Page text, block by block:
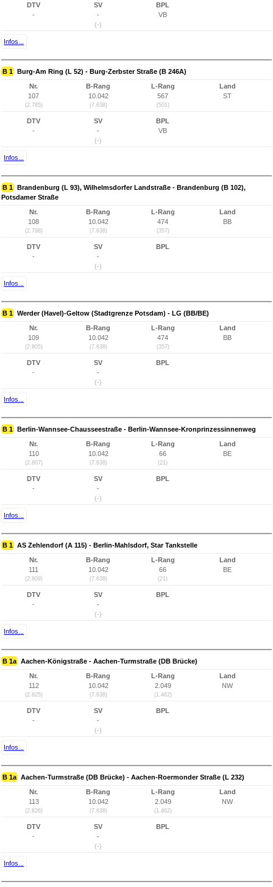
DTV
-
SV
-
(-)
BPL
VB
Infos...
B 1 Burg-Am Ring (L 52) - Burg-Zerbster Straße (B 246A)
Nr.
107
(2.785)
B-Rang
10.042
(7.638)
L-Rang
567
(501)
Land
ST
DTV
-
SV
-
(-)
BPL
VB
Infos...
B 1 Brandenburg (L 93), Wilhelmsdorfer Landstraße - Brandenburg (B 102),
Potsdamer Straße
Nr.
108
(2.798)
B-Rang
10.042
(7.638)
L-Rang
474
(357)
Land
BB
DTV
-
SV
-
(-)
BPL
Infos...
B 1 Werder (Havel)-Geltow (Stadtgrenze Potsdam) - LG (BB/BE)
Nr.
109
(2.805)
B-Rang
10.042
(7.638)
L-Rang
474
(357)
Land
BB
DTV
-
SV
-
(-)
BPL
Infos...
B 1 Berlin-Wannsee-Chausseestraße - Berlin-Wannsee-Kronprinzessinnenweg
Nr.
110
(2.807)
B-Rang
10.042
(7.638)
L-Rang
66
(21)
Land
BE
DTV
-
SV
-
(-)
BPL
Infos...
B 1 AS Zehlendorf (A 115) - Berlin-Mahlsdorf, Star Tankstelle
Nr.
111
(2.809)
B-Rang
10.042
(7.638)
L-Rang
66
(21)
Land
BE
DTV
-
SV
-
(-)
BPL
Infos...
B 1a Aachen-Königstraße - Aachen-Turmstraße (DB Brücke)
Nr.
112
(2.825)
B-Rang
10.042
(7.638)
L-Rang
2.049
(1.462)
Land
NW
DTV
-
SV
-
(-)
BPL
Infos...
B 1a Aachen-Turmstraße (DB Brücke) - Aachen-Roermonder Straße (L 232)
Nr.
113
(2.826)
B-Rang
10.042
(7.638)
L-Rang
2.049
(1.462)
Land
NW
DTV
-
SV
-
(-)
BPL
Infos...